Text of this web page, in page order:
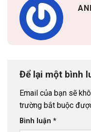
Để lại một bình
Email của bạn sẽ
trường bắt buộc
Bình luận *